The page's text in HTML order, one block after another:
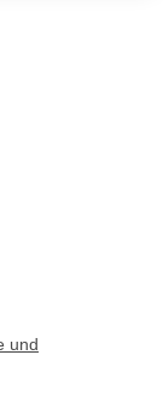
und